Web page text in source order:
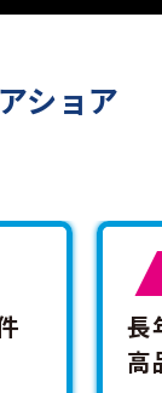
ショア
長
高